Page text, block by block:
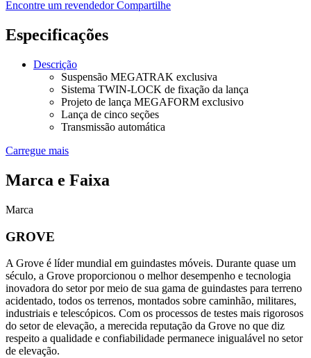
Encontre um revendedor Compartilhe
Especificações
Descrição
Suspensão MEGATRAK exclusiva
Sistema TWIN-LOCK de fixação da lança
Projeto de lança MEGAFORM exclusivo
Lança de cinco seções
Transmissão automática
Carregue mais
Marca e Faixa
Marca
GROVE
A Grove é líder mundial em guindastes móveis. Durante quase um
século, a Grove proporcionou o melhor desempenho e tecnologia
inovadora do setor por meio de sua gama de guindastes para terreno
acidentado, todos os terrenos, montados sobre caminhão, militares,
industriais e telescópicos. Com os processos de testes mais rigorosos
do setor de elevação, a merecida reputação da Grove no que diz
respeito a qualidade e confiabilidade permanece inigualável no setor
de elevação.